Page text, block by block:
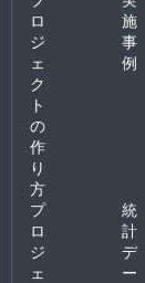
ロ
ジ
ェ
ク
ト
の
作
り
方
施
事
例
プ
ロ
ジ
ェ
統
計
デ
ー